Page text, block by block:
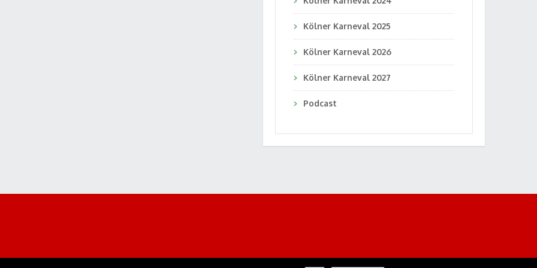
Kölner Karneval 2025
Kölner Karneval 2026
Kölner Karneval 2027
Podcast